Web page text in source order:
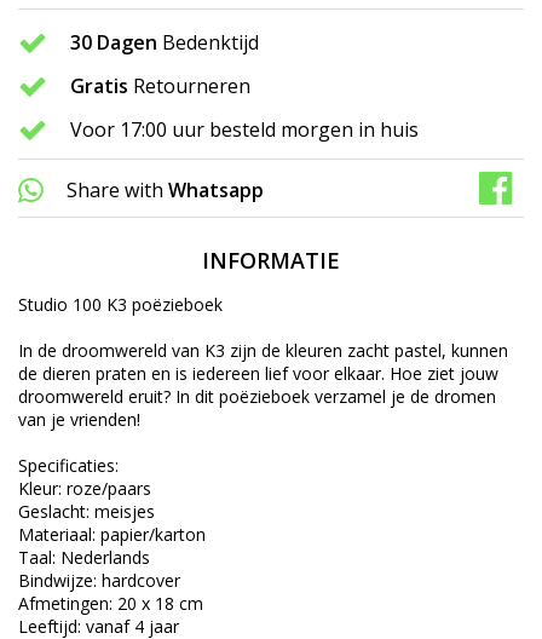
30 Dagen Bedenktijd
Gratis Retourneren
Voor 17:00 uur besteld morgen in huis
Share with Whatsapp
INFORMATIE
Studio 100 K3 poëzieboek
In de droomwereld van K3 zijn de kleuren zacht pastel, kunnen
de dieren praten en is iedereen lief voor elkaar. Hoe ziet jouw
droomwereld eruit? In dit poëzieboek verzamel je de dromen
van je vrienden!
Specificaties:
Kleur: roze/paars
Geslacht: meisjes
Materiaal: papier/karton
Taal: Nederlands
Bindwijze: hardcover
Afmetingen: 20 x 18 cm
Leeftijd: vanaf 4 jaar